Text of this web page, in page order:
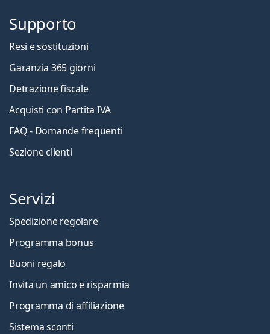
Supporto
Resi e sostituzioni
Garanzia 365 giorni
Detrazione fiscale
Acquisti con Partita IVA
FAQ - Domande frequenti
Sezione clienti
Servizi
Spedizione regolare
Programma bonus
Buoni regalo
Invita un amico e risparmia
Programma di affiliazione
Sistema sconti